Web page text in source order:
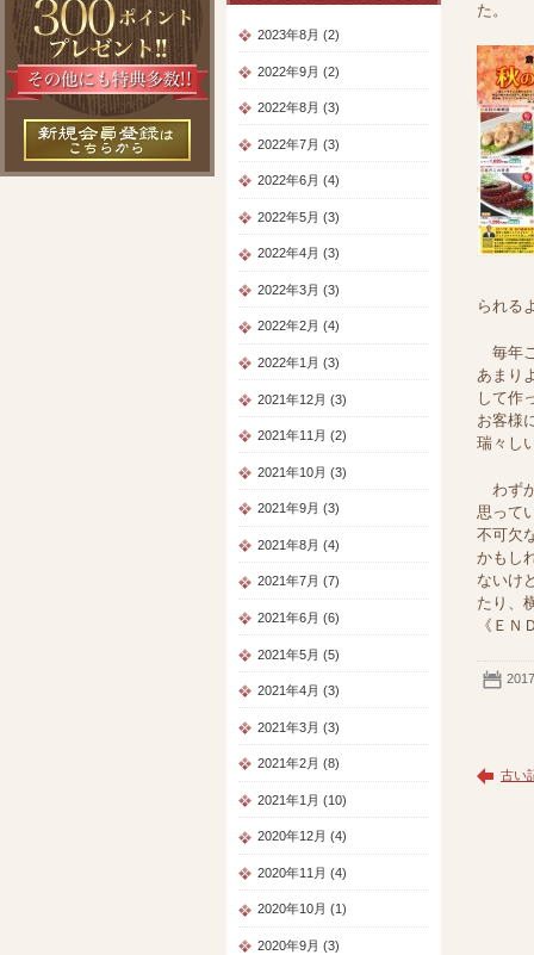
た。
られる
毎年
あまり
して作
お客様
瑞々し
わず
思って
不可欠
かもし
ないけ
たり、
《ＥＮ
古い
2023年8月 (2)
2022年9月 (2)
2022年8月 (3)
2022年7月 (3)
2022年6月 (4)
2022年5月 (3)
2022年4月 (3)
2022年3月 (3)
2022年2月 (4)
2022年1月 (3)
2021年12月 (3)
2021年11月 (2)
2021年10月 (3)
2021年9月 (3)
2021年8月 (4)
2021年7月 (7)
2021年6月 (6)
2021年5月 (5)
2021年4月 (3)
2021年3月 (3)
2021年2月 (8)
2021年1月 (10)
2020年12月 (4)
2020年11月 (4)
2020年10月 (1)
2020年9月 (3)